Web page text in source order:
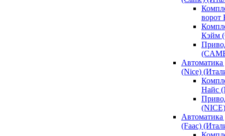
ворот
Кэйм
Автоматика
(Nice)
Найс
(NICE)
(Faac)